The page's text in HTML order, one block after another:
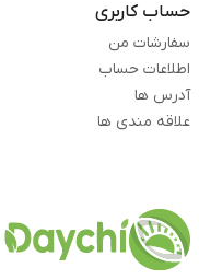
حساب کاربری
سفارشات من
اطلاعات حساب
آدرس ها
علاقه مندی ها